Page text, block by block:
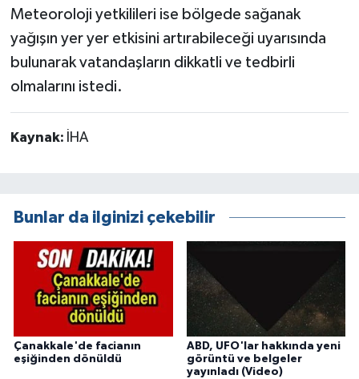
Meteoroloji yetkilileri ise bölgede sağanak
yağışın yer yer etkisini artırabileceği uyarısında
bulunarak vatandaşların dikkatli ve tedbirli
olmalarını istedi.
Kaynak: İHA
Bunlar da ilginizi çekebilir
Çanakkale'de facianın
eşiğinden dönüldü
ABD, UFO'lar hakkında yeni
görüntü ve belgeler
yayınladı (Video)